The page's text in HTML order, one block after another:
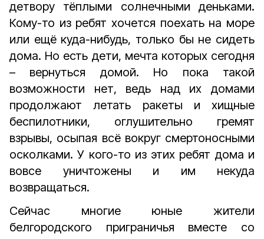
детвору тёплыми солнечными деньками.
Кому-то из ребят хочется поехать на море
или ещё куда-нибудь, только бы не сидеть
дома. Но есть дети, мечта которых сегодня
– вернуться домой. Но пока такой
возможности нет, ведь над их домами
продолжают летать ракеты и хищные
беспилотники, оглушительно гремят
взрывы, осыпая всё вокруг смертоносными
осколками. У кого-то из этих ребят дома и
вовсе уничтожены и им некуда
возвращаться.
Сейчас многие юные жители
белгородского приграничья вместе со